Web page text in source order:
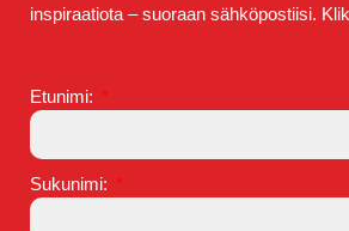
inspiraatiota – suoraan sähköpostiisi.
Etunimi:
Sukunimi: